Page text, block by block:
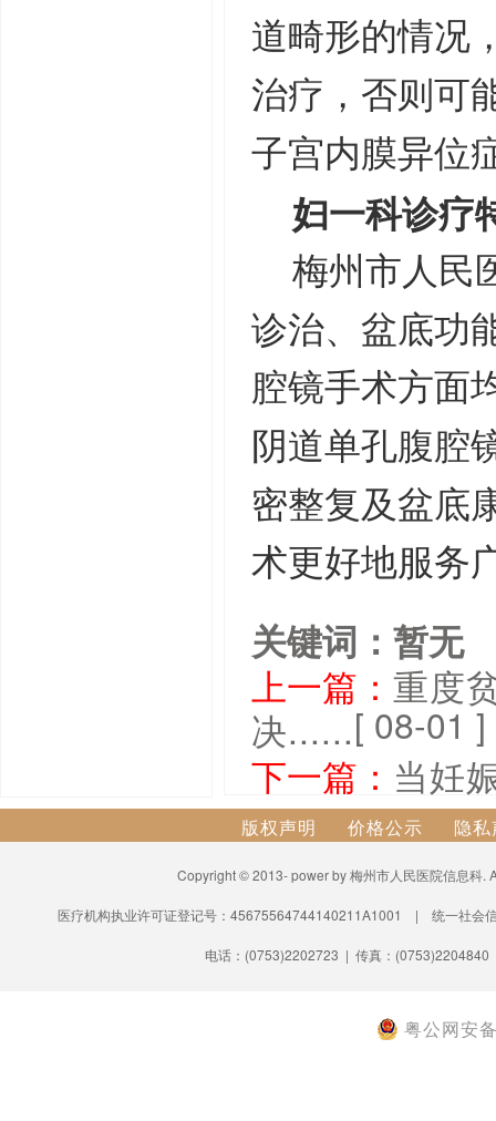
道畸形的情况
治疗，否则可
子宫内膜异位
妇一科诊疗
梅州市人民
诊治、盆底功
腔镜手术方面
阴道单孔腹腔
密整复及盆底
术更好地服务
关键词：暂无
上一篇： 重度
决......[ 08-01 ]
下一篇： 当妊
版权声明 价格公示 隐
Copyright © 2013- power by 梅州市人民医院信息科
医疗机构执业许可证登记号：45675564744140211A1001 | 统一社会
电话：(0753)2202723 | 传真：
粤公网安